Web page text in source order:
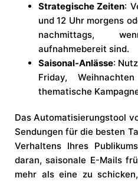
Strategische Zeiten:
und 12 Uhr morgens
nachmittags,
aufnahmebereit sind.
Saisonal-Anlässe:
Friday,
thematische
Das Automatisierungstool
Sendungen für die besten
Verhaltens Ihres
daran, saisonale E-Mails
mehr als eine zu